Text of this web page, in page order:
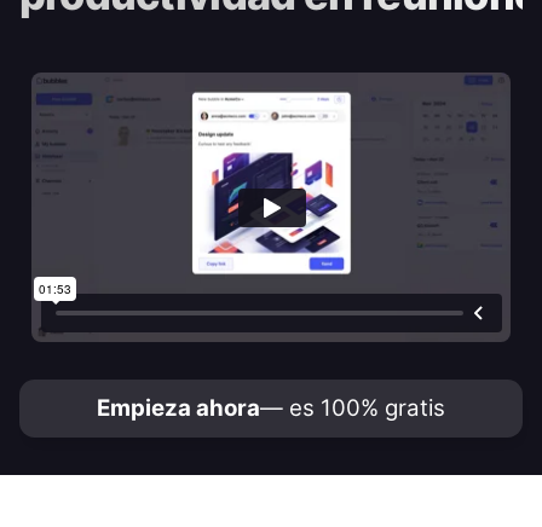
Empieza ahora— es 100% gratis